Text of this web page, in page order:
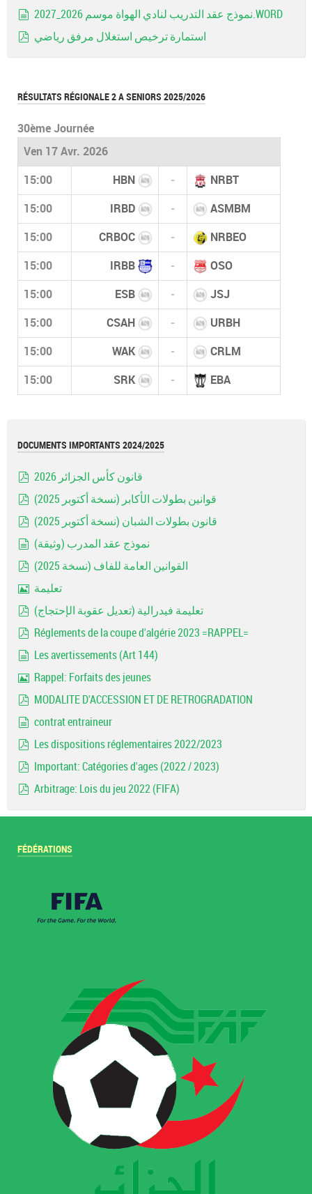
نموذج عقد التدريب لنادي الهواة موسم 2026_2027.WORD
استمارة ترخيص استغلال مرفق رياضي
RÉSULTATS RÉGIONALE 2 A SENIORS 2025/2026
30ème Journée
Ven 17 Avr. 2026
15:00 HBN - NRBT
15:00 IRBD - ASMBM
15:00 CRBOC - NRBEO
15:00 IRBB - OSO
15:00 ESB - JSJ
15:00 CSAH - URBH
15:00 WAK - CRLM
15:00 SRK - EBA
DOCUMENTS IMPORTANTS 2024/2025
قانون كأس الجزائر 2026
قوانين بطولات الأكابر (نسخة أكتوبر 2025)
قانون بطولات الشبان (نسخة أكتوبر 2025)
نموذج عقد المدرب (وثيقة)
القوانين العامة للفاف (نسخة 2025)
تعليمة
تعليمة فيدرالية (تعديل عقوبة الإحتجاج)
Réglements de la coupe d'algérie 2023 =RAPPEL=
Les avertissements (Art 144)
Rappel: Forfaits des jeunes
MODALITE D'ACCESSION ET DE RETROGRADATION
contrat entraineur
Les dispositions réglementaires 2022/2023
Important: Catégories d'ages (2022 / 2023)
Arbitrage: Lois du jeu 2022 (FIFA)
FÉDÉRATIONS